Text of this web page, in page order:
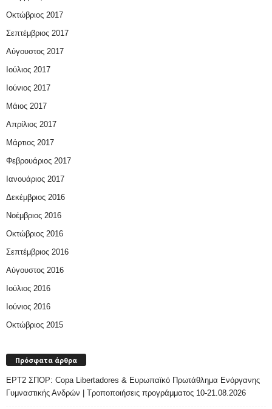
Οκτώβριος 2017
Σεπτέμβριος 2017
Αύγουστος 2017
Ιούλιος 2017
Ιούνιος 2017
Μάιος 2017
Απρίλιος 2017
Μάρτιος 2017
Φεβρουάριος 2017
Ιανουάριος 2017
Δεκέμβριος 2016
Νοέμβριος 2016
Οκτώβριος 2016
Σεπτέμβριος 2016
Αύγουστος 2016
Ιούλιος 2016
Ιούνιος 2016
Οκτώβριος 2015
Πρόσφατα άρθρα
ΕΡΤ2 ΣΠΟΡ: Copa Libertadores & Ευρωπαϊκό Πρωτάθλημα Ενόργανης
Γυμναστικής Ανδρών | Τροποποιήσεις προγράμματος 10-21.08.2026